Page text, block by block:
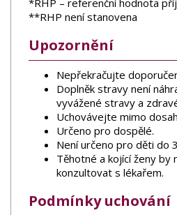
*RHP – referenční hodnota
**RHP není stanovena
Upozornění
Nepřekračujte
Doplněk stravy není
vyvážené stravy a
Uchovávejte mimo
Určeno pro dospělé.
Není určeno pro děti do
Těhotné a kojící ženy by
konzultovat s lékařem.
Podmínky uchování